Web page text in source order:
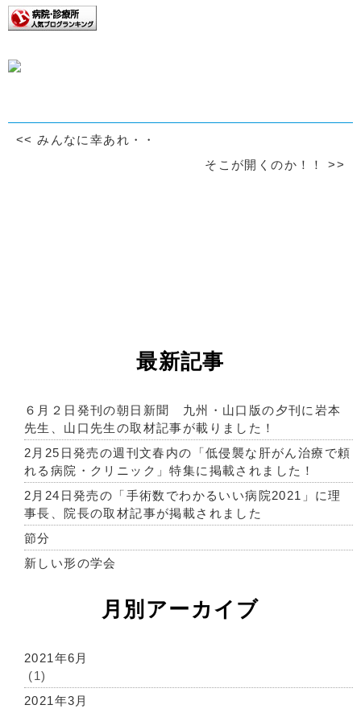
<< みんなに幸あれ・・
そこが開くのか！！>>
最新記事
６月２日発刊の朝日新聞 九州・山口版の夕刊に岩本
先生、山口先生の取材記事が載りました！
2月25日発売の週刊文春内の「低侵襲な肝がん治療で頼
れる病院・クリニック」特集に掲載されました！
2月24日発売の「手術数でわかるいい病院2021」に理
事長、院長の取材記事が掲載されました
節分
新しい形の学会
月別アーカイブ
2021年6月
(1)
2021年3月